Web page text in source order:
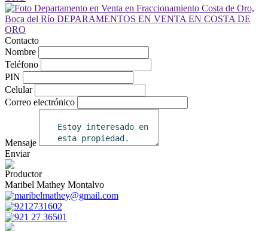
Contacto
Nombre
Teléfono
PIN
Celular
Correo electrónico
Mensaje
Enviar
Productor
Maribel Mathey Montalvo
maribelmathey@gmail.com
9212731602
921 27 36501